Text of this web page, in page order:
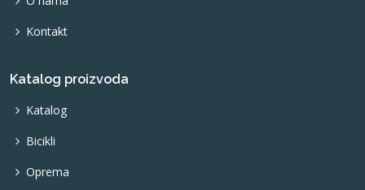
Kontakt
Katalog proizvoda
Katalog
Bicikli
Oprema